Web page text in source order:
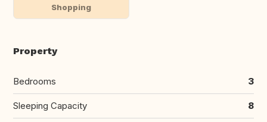
Shopping
Property
Bedrooms 3
Sleeping Capacity 8